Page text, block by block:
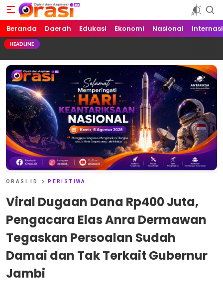
Orasi.ID
Opini dan Aspirasi!
Beranda Daerah Edukasi Ekonomi Nasional
HEADLINE
ORASI.ID PERISTIWA
Viral Dugaan Dana Rp400 Juta,
Pengacara Elas Anra Dermawan
Tegaskan Persoalan Sudah
Damai dan Tak Terkait Gubernur
Jambi